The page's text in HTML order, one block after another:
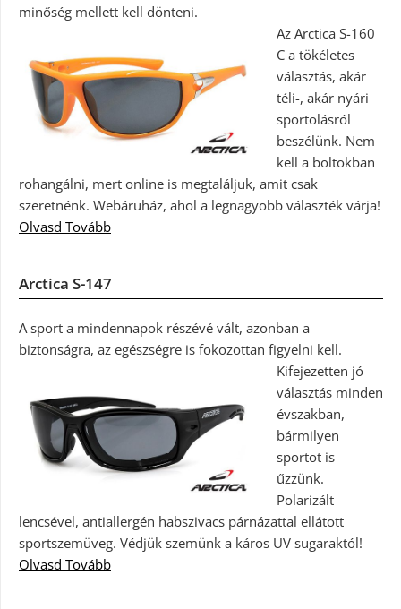
minőség mellett kell dönteni.
Az Arctica S-160
C a tökéletes
választás, akár
téli-, akár nyári
sportolásról
beszélünk. Nem
kell a boltokban
rohangálni, mert online is megtaláljuk, amit csak
szeretnénk. Webáruház, ahol a legnagyobb választék várja!
Olvasd Tovább
Arctica S-147
A sport a mindennapok részévé vált, azonban a
biztonságra, az egészségre is fokozottan figyelni kell.
Kifejezetten jó
választás minden
évszakban,
bármilyen
sportot is
űzzünk.
Polarizált
lencsével, antiallergén habszivacs párnázattal ellátott
sportszemüveg. Védjük szemünk a káros UV sugaraktól!
Olvasd Tovább